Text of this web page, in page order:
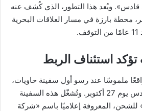
قادس». ويُعد هذا التطور، الذي كُشف عنه
في 27 أكتوبر، محطة بارزة في مسار العلاقات البحرية
تؤكد استئناف الربط
ملموسًا عند رسو أول سفينة حاويات،
«باندا 004»، في ميناء قادس يوم 27 أكتوبر. وتُشغّل هذه السفينة
المعروفة إعلاميًا باسم «شركة